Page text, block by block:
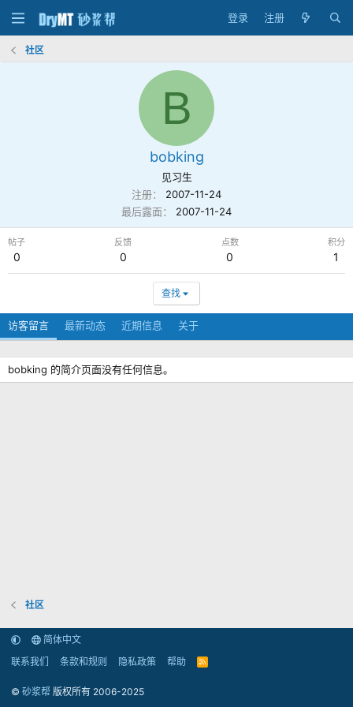
登录 注册
社区
B
bobking
见习生
注册
2007-11-24
最后露面
2007-11-24
帖子
0
反馈
0
点数
0
积分
1
查找
访客留言 最新动态 近期信息 关于
bobking 的简介页面没有任何信息。
社区
简体中文
联系我们
条款和规则 隐私政策 帮助
R
© 砂浆帮 版权所有 2006-2025